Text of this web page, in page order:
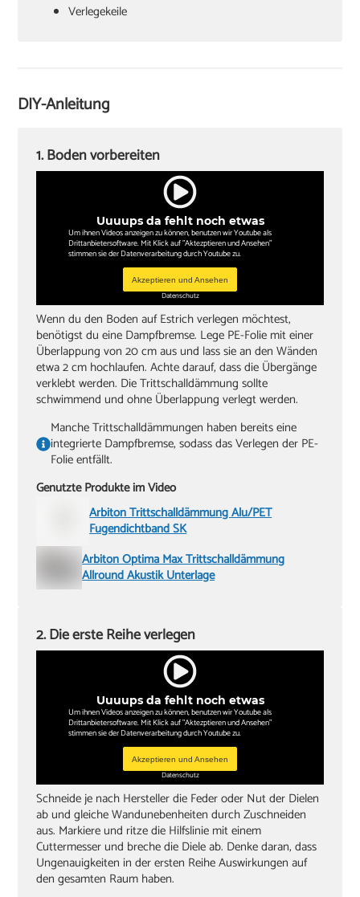
Verlegekeile
Akkuschrauber
Stichsäge und Kappsäge
Bleistift
DIY-Anleitung
Uuuups da fehlt noch etwas
Um ihnen Videos anzeigen zu können, benutzen wir Youtube als
Drittanbietersoftware. Mit Klick auf "Aktezptieren und Ansehen"
stimmen sie der Datenverarbeitung durch Youtube zu.
Akzeptieren und Ansehen
Datenschutz
1. Boden vorbereiten
Wenn du den Boden auf Estrich verlegen möchtest,
benötigst du eine Dampfbremse. Lege PE-Folie mit einer
Überlappung von 20 cm aus und lass sie an den Wänden
etwa 2 cm hochlaufen. Achte darauf, dass die Übergänge
verklebt werden. Die Trittschalldämmung sollte
schwimmend und ohne Überlappung verlegt werden.
Manche Trittschalldämmungen haben bereits eine
integrierte Dampfbremse, sodass das Verlegen der PE-
Folie entfällt.
Genutzte Produkte im Video
Arbiton Trittschalldämmung Alu/PET
Fugendichtband SK
Arbiton Optima Max Trittschalldämmung
Allround Akustik Unterlage
Uuuups da fehlt noch etwas
Um ihnen Videos anzeigen zu können, benutzen wir Youtube als
Drittanbietersoftware. Mit Klick auf "Aktezptieren und Ansehen"
stimmen sie der Datenverarbeitung durch Youtube zu.
Akzeptieren und Ansehen
Datenschutz
2. Die erste Reihe verlegen
Schneide je nach Hersteller die Feder oder Nut der Dielen
ab und gleiche Wandunebenheiten durch Zuschneiden
aus. Markiere und ritze die Hilfslinie mit einem
Cuttermesser und breche die Diele ab. Denke daran, dass
Ungenauigkeiten in der ersten Reihe Auswirkungen auf
den gesamten Raum haben.